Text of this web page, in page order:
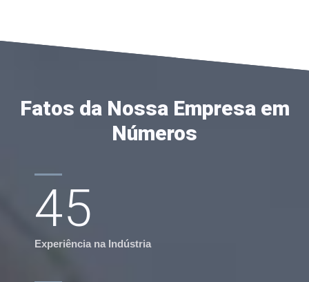
Fatos da Nossa Empresa em
Números
45
Experiência na Indústria